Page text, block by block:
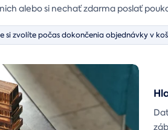
alebo si nechať zdarma poslať
si zvolíte počas dokončenia objednávky v